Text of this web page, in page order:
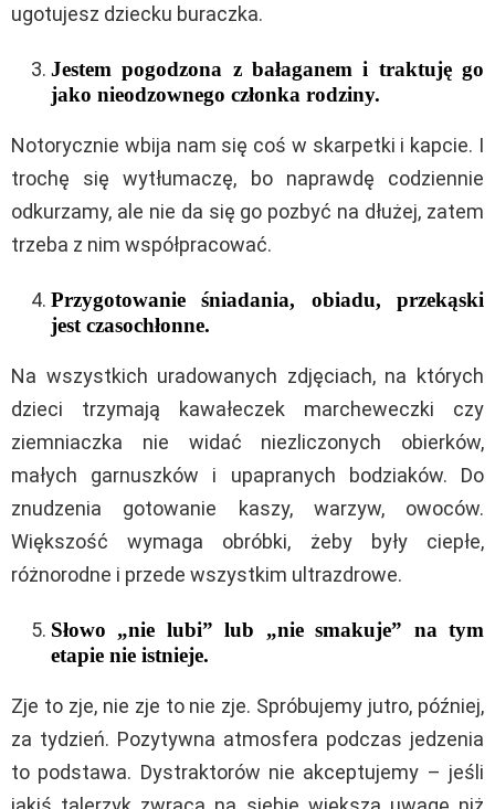
ugotujesz dziecku buraczka.
Jestem pogodzona z bałaganem i traktuję go
jako nieodzownego członka rodziny.
Notorycznie wbija nam się coś w skarpetki i kapcie. I
trochę się wytłumaczę, bo naprawdę codziennie
odkurzamy, ale nie da się go pozbyć na dłużej, zatem
trzeba z nim współpracować.
Przygotowanie śniadania, obiadu, przekąski
jest czasochłonne.
Na wszystkich uradowanych zdjęciach, na których
dzieci trzymają kawałeczek marcheweczki czy
ziemniaczka nie widać niezliczonych obierków,
małych garnuszków i upapranych bodziaków. Do
znudzenia gotowanie kaszy, warzyw, owoców.
Większość wymaga obróbki, żeby były ciepłe,
różnorodne i przede wszystkim ultrazdrowe.
Słowo „nie lubi” lub „nie smakuje” na tym
etapie nie istnieje.
Zje to zje, nie zje to nie zje. Spróbujemy jutro, później,
za tydzień. Pozytywna atmosfera podczas jedzenia
to podstawa. Dystraktorów nie akceptujemy – jeśli